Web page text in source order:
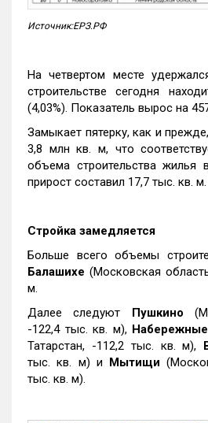
Источник:ЕРЗ.РФ
На четвертом месте
строительстве сегодня
(4,03%). Показатель вырос на
Замыкает пятерку, как и прежде,
3,8 млн кв. м, что
объема строительства жилья
прирост составил 17,7 тыс. кв. м.
Стройка замедляется
Больше всего объемы
Балашихе (Московская
м.
Далее следуют Пушкино
-122,4 тыс. кв. м),
Татарстан, -112,2 тыс. кв. м),
тыс. кв. м) и Мытищи
тыс. кв. м).